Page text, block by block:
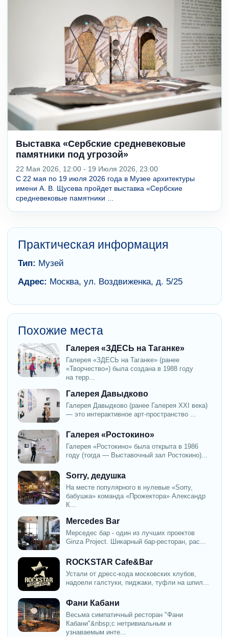
Выставка «Сербские средневековые
памятники под угрозой»
22 Мая 2026, 12:00 - 19 Июля 2026, 23:00
С 22 мая по 19 июля 2026 года в Музее архитектуры
имени А. В. Щусева пройдет выставка «Сербские
средневековые памятники ...
Практическая информация
Тип: Музей
Адрес: Москва, ул. Воздвиженка, д. 5/25
Похожие места
Галерея «ЗДЕСЬ на Таганке»
Галерея «ЗДЕСЬ на Таганке» (ранее
«Творчество») была создана в 1988 году
на терр...
Галерея Давыдково
Галерея Давыдково (ранее Галерея XXI века)
— это интерактивное арт-пространство ...
Галерея «Ростокино»
Галерея «Ростокино» была открыта в 1986
году (тогда — Выставочный зал Ростокино)...
Sorry, дедушка
На месте популярного в нулевые «Sorry,
бабушка» команда «Прожектора» Александр
К...
Mercedes Bar
Мерседес бар - один из лучших проектов
Ginza Project. Шикарный бар-ресторан, рас...
ROCKSTAR Cafe&Bar
Устали от дресс-кода московских клубов,
надоели галстуки, пиджаки, туфли на шпил...
Фани Кабани
Весьма симпатичный ресторан "Фани
Кабани"&nbsp;с нетривиальным и
узнаваемым инте...